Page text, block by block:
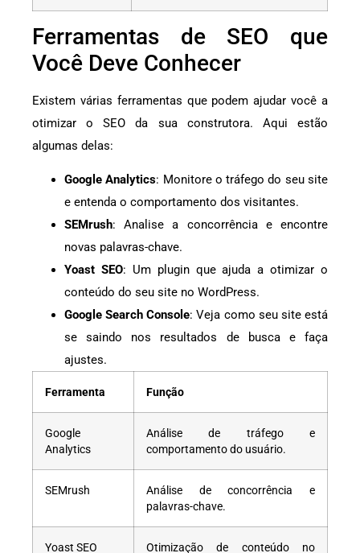
Ferramentas de SEO que
Você Deve Conhecer
Existem várias ferramentas que podem ajudar você a
otimizar o SEO da sua construtora. Aqui estão
algumas delas:
Google Analytics: Monitore o tráfego do seu site
e entenda o comportamento dos visitantes.
SEMrush: Analise a concorrência e encontre
novas palavras-chave.
Yoast SEO: Um plugin que ajuda a otimizar o
conteúdo do seu site no WordPress.
Google Search Console: Veja como seu site está
se saindo nos resultados de busca e faça
ajustes.
Ferramenta Função
Google
Analytics
Análise de tráfego e
comportamento do usuário.
SEMrush
Análise de concorrência e
palavras-chave.
Yoast SEO
Otimização de conteúdo no